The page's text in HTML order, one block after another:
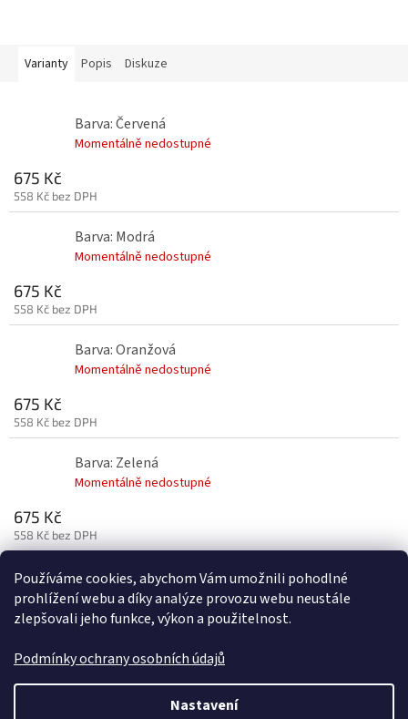
Používáme cookies, abychom Vám umožnili pohodlné
prohlížení webu a díky analýze provozu webu neustále
zlepšovali jeho funkce, výkon a použitelnost.
Podmínky ochrany osobních údajů
Nastavení
Varianty Popis Diskuze
Barva: Červená
Momentálně nedostupné
675 Kč
558 Kč bez DPH
Barva: Modrá
Momentálně nedostupné
675 Kč
558 Kč bez DPH
Barva: Oranžová
Momentálně nedostupné
675 Kč
558 Kč bez DPH
Barva: Zelená
Momentálně nedostupné
675 Kč
558 Kč bez DPH